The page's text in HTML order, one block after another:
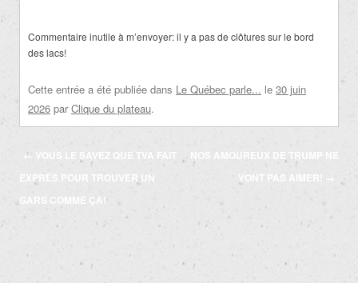
Commentaire inutile à m’envoyer: il y a pas de clôtures sur le bord
des lacs!
Cette entrée a été publiée dans Le Québec parle... le 30 juin
2026 par Clique du plateau.
Navigation
des
articles
← VOUS LE SAVEZ QUE TVA FAIT
EXPRÈS POUR TROUVER UN
GARS COMME ÇA!
NOS AMOUREUX DE TRUMP NE
VONT PAS AIMER!